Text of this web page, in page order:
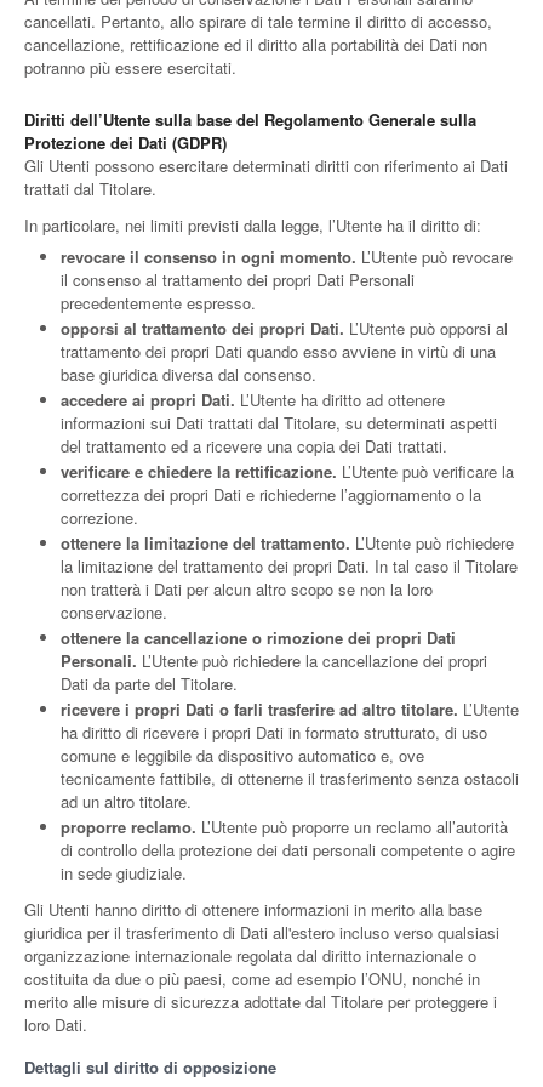
cancellati. Pertanto, allo spirare di tale termine il diritto di accesso,
cancellazione, rettificazione ed il diritto alla portabilità dei Dati non
potranno più essere esercitati.
Diritti dell’Utente sulla base del Regolamento Generale sulla
Protezione dei Dati (GDPR)
Gli Utenti possono esercitare determinati diritti con riferimento ai Dati
trattati dal Titolare.
In particolare, nei limiti previsti dalla legge, l’Utente ha il diritto di:
revocare il consenso in ogni momento. L’Utente può revocare
il consenso al trattamento dei propri Dati Personali
precedentemente espresso.
opporsi al trattamento dei propri Dati. L’Utente può opporsi al
trattamento dei propri Dati quando esso avviene in virtù di una
base giuridica diversa dal consenso.
accedere ai propri Dati. L’Utente ha diritto ad ottenere
informazioni sui Dati trattati dal Titolare, su determinati aspetti
del trattamento ed a ricevere una copia dei Dati trattati.
verificare e chiedere la rettificazione. L’Utente può verificare la
correttezza dei propri Dati e richiederne l’aggiornamento o la
correzione.
ottenere la limitazione del trattamento. L’Utente può richiedere
la limitazione del trattamento dei propri Dati. In tal caso il Titolare
non tratterà i Dati per alcun altro scopo se non la loro
conservazione.
ottenere la cancellazione o rimozione dei propri Dati
Personali. L’Utente può richiedere la cancellazione dei propri
Dati da parte del Titolare.
ricevere i propri Dati o farli trasferire ad altro titolare. L’Utente
ha diritto di ricevere i propri Dati in formato strutturato, di uso
comune e leggibile da dispositivo automatico e, ove
tecnicamente fattibile, di ottenerne il trasferimento senza ostacoli
ad un altro titolare.
proporre reclamo. L’Utente può proporre un reclamo all’autorità
di controllo della protezione dei dati personali competente o agire
in sede giudiziale.
Gli Utenti hanno diritto di ottenere informazioni in merito alla base
giuridica per il trasferimento di Dati all'estero incluso verso qualsiasi
organizzazione internazionale regolata dal diritto internazionale o
costituita da due o più paesi, come ad esempio l’ONU, nonché in
merito alle misure di sicurezza adottate dal Titolare per proteggere i
loro Dati.
Dettagli sul diritto di opposizione